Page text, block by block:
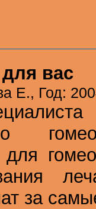
вас
Е., Год:
для
за